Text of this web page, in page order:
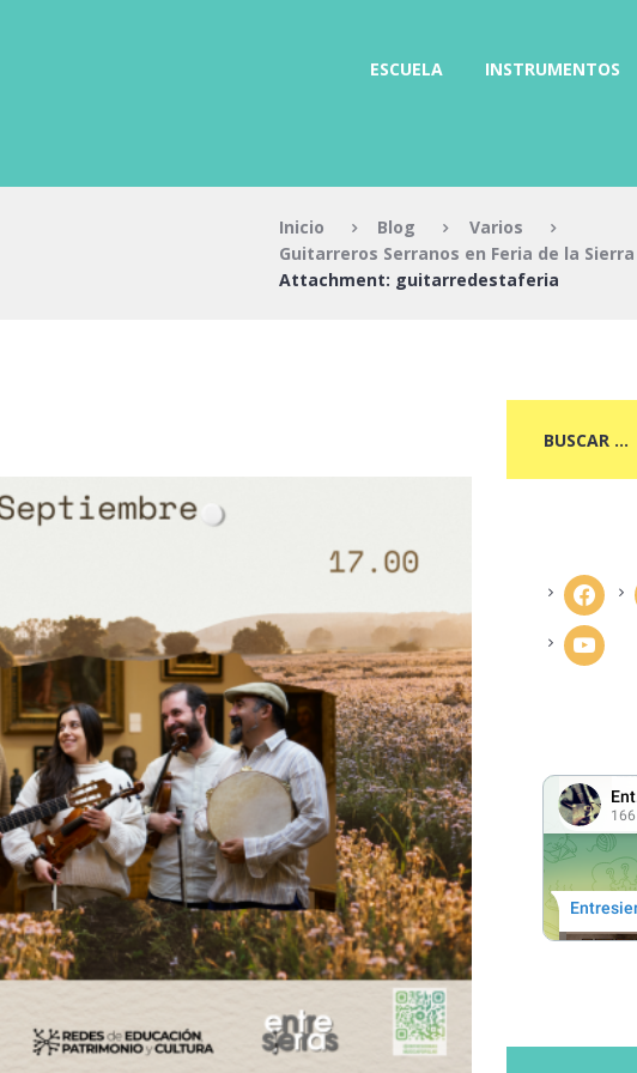
ESCUELA INSTRUMENTOS
Inicio Blog
Varios
Guitarreros Serranos en Feria de la
Attachment: guitarredestaferia
facebook
youtube